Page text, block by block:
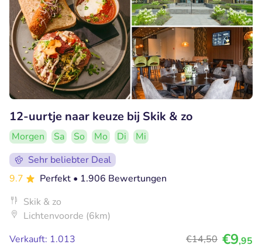
12-uurtje naar keuze bij Skik & zo
Morgen Sa So Mo Di
Mi
Sehr beliebter Deal
9.7
Perfekt • 1.906 Bewertungen
Skik & zo
Lichtenvoorde (6km)
Verkauft: 1.013
€14,50 €9,95